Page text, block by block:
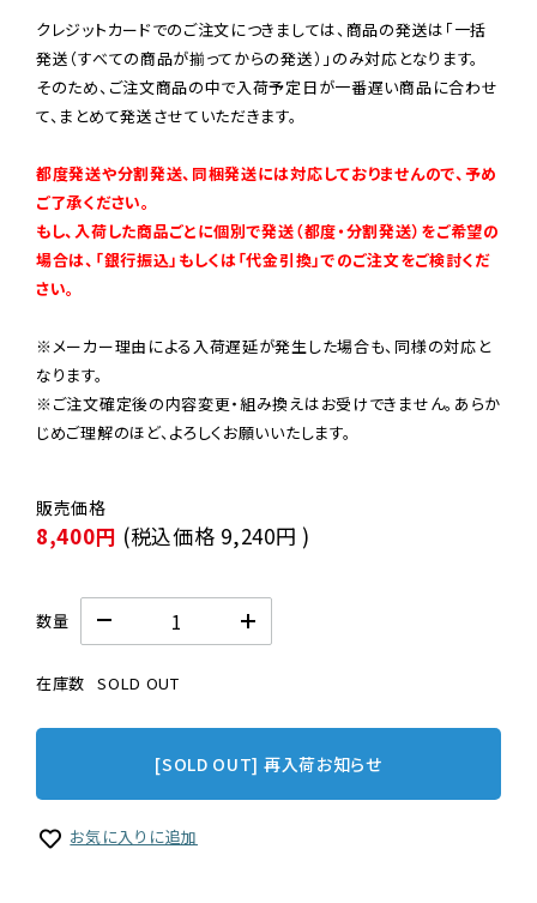
クレジットカードでのご注文につきましては、商品の発送は「一括
発送（すべての商品が揃ってからの発送）」のみ対応となります。
そのため、ご注文商品の中で入荷予定日が一番遅い商品に合わせ
て、まとめて発送させていただきます。
都度発送や分割発送、同梱発送には対応しておりませんので、予め
ご了承ください。
もし、入荷した商品ごとに個別で発送（都度・分割発送）をご希望の
場合は、「銀行振込」もしくは「代金引換」でのご注文をご検討くだ
さい。
※メーカー理由による入荷遅延が発生した場合も、同様の対応と
なります。
※ご注文確定後の内容変更・組み換えはお受けできません。あらか
じめご理解のほど、よろしくお願いいたします。
8,400円 (税込価格 9,240円 )
数量
在庫数 SOLD OUT
[SOLD OUT] 再入荷お知らせ
お気に入りに追加